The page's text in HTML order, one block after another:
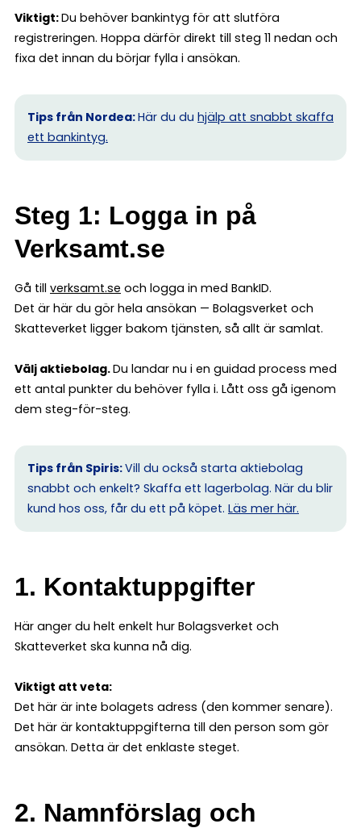
Viktigt:Du behöver bankintyg för att slutföra
registreringen. Hoppa därför direkt till steg 11 nedan och
fixa det innan du börjar fylla i ansökan.
Tips från Nordea:Här du du hjälp att snabbt skaffa
ett bankintyg.
Steg 1: Logga in på
Verksamt.se
Gå till verksamt.se och logga in med BankID.
Det är här du gör hela ansökan — Bolagsverket och
Skatteverket ligger bakom tjänsten, så allt är samlat.
Välj aktiebolag.Du landar nu i en guidad process med
ett antal punkter du behöver fylla i. Lått oss gå igenom
dem steg-för-steg.
Tips från Spiris:Vill du också starta aktiebolag
snabbt och enkelt? Skaffa ett lagerbolag. När du blir
kund hos oss, får du ett på köpet. Läs mer här.
1. Kontaktuppgifter
Här anger du helt enkelt hur Bolagsverket och
Skatteverket ska kunna nå dig.
Viktigt att veta:
Det här är inte bolagets adress (den kommer senare).
Det här är kontaktuppgifterna till den person som gör
ansökan. Detta är det enklaste steget.
2. Namnförslag och